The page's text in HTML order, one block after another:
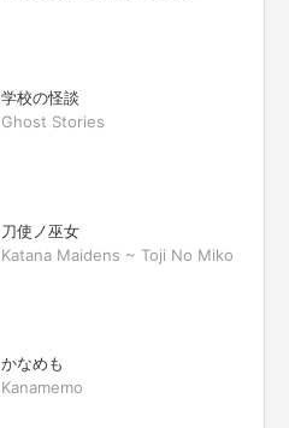
学校の怪談
Ghost Stories
刀使ノ巫女
Katana Maidens ~ Toji No Miko
かなめも
Kanamemo